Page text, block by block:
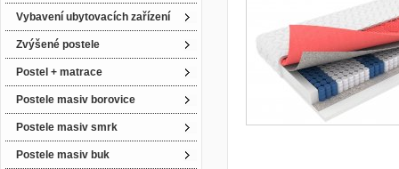
Vybavení ubytovacích zařízení
Zvýšené postele
Postel + matrace
Postele masiv borovice
Postele masiv smrk
Postele masiv buk